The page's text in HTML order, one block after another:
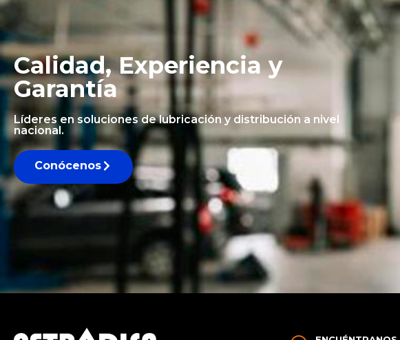
Calidad, Experiencia y
Garantía
Líderes en soluciones de lubricación y distribución a nivel
nacional.
Conócenos